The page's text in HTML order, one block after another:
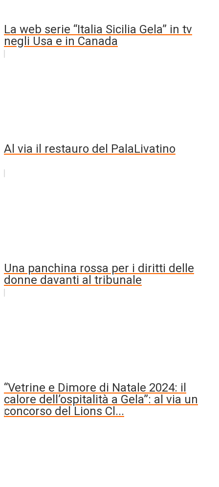
La web serie “Italia Sicilia Gela” in tv
negli Usa e in Canada
Al via il restauro del PalaLivatino
Una panchina rossa per i diritti delle
donne davanti al tribunale
“Vetrine e Dimore di Natale 2024: il
calore dell’ospitalità a Gela”: al via un
concorso del Lions Cl...